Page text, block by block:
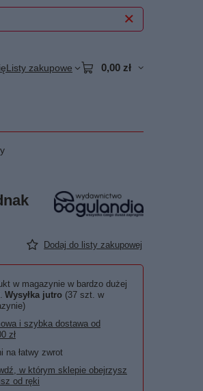
Listy zakupowe 0,00 zł
Dodaj do listy zakupowej
w magazynie w bardzo dużej
Wysyłka jutro (37 szt. w
i szybka dostawa od
zł
na łatwy zwrot
w którym sklepie obejrzysz
od ręki